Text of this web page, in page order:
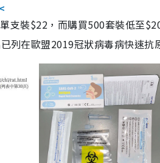
支裝$22，而購買500套裝低至
列在歐盟2019冠狀病毒病快速抗